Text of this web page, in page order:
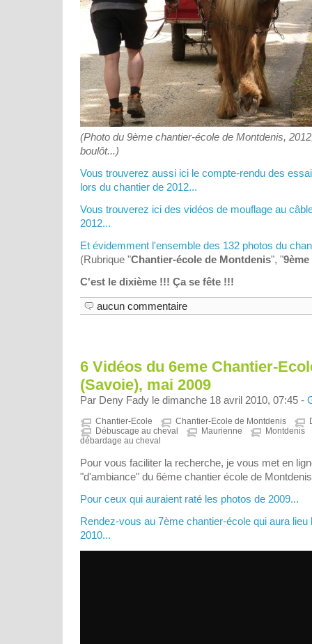
(Photo du 9ème chantier-école de Montdenis,
boulôt...)
Vous trouverez aussi ici le compte-rendu des
lors du chantier de 2012...
Vous trouverez ici des vidéos de mouflage au
2012...
Et évidemment l'ensemble des 132 photos du
(Rubrique "Chantier-école de Montdenis", "
C'est le dixième !!! Ça se fête !!!
aucun commentaire
6 Vidéos du 6eme Chantier-
(Savoie), mai 2009
Par Deny Fady le dimanche 18 avril 2010, 07:45 -
Chantier-Ecole Chantier-Ecole de Montdenis
Débuscage au cheval
Maurienne
Montdenis
débardage au cheval
Pour vous faciliter la recherche, je vous met en
"d'ambiance" du 6ème chantier école de
Pour ceux qui auraient raté les photos de 2009...
Rendez-vous au 7ème chantier-école qui aura lieu
2010...